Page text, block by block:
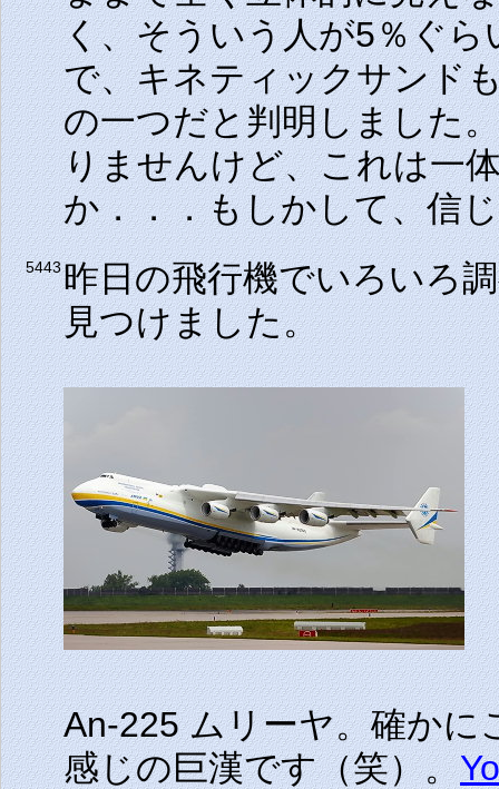
く、そういう人が5％ぐ
で、キネティックサンド
の一つだと判明しました
りませんけど、これは一
か．．．もしかして、信
5443昨日の飛行機でいろいろ
見つけました。
An-225 ムリーヤ。確かに
感じの巨漢です（笑）。